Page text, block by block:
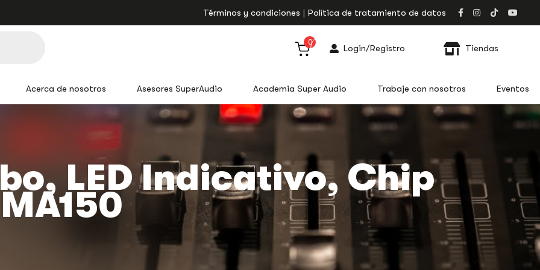
Términos y condiciones
Política de tratamiento de datos
0
Login/Registro Tiendas
Acerca de nosotros Asesores SuperAudio Academia Super Audio Trabaje con nosotros Eventos
LED Indicativo, Chip